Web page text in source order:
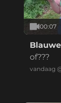
00:07
of???
vandaag